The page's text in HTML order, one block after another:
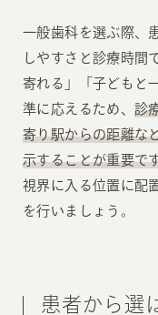
一般歯科を選ぶ際、
しやすさと診療時間
寄れる」「子どもと
準に応えるため、 診
寄り駅からの距離な
示することが重要で
視界に入る位置に配
を行いましょう。
患者から選